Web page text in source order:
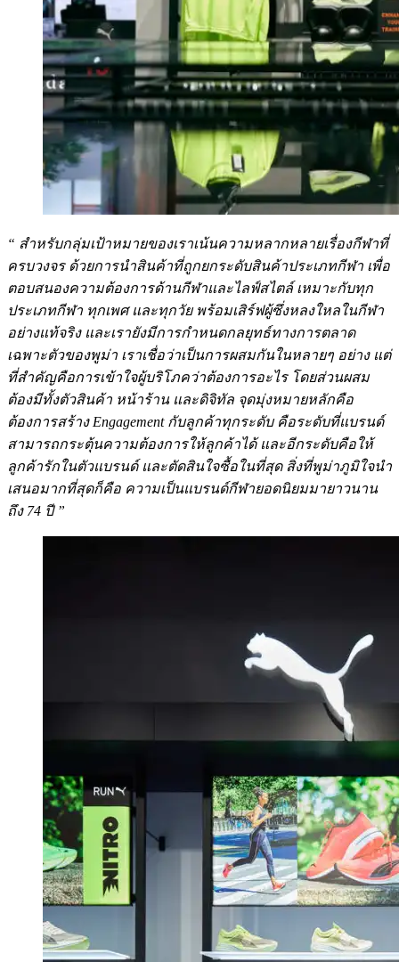
“ สำหรับกลุ่มเป้าหมายของเราเน้นความหลากหลายเรื่องกีฬาที่
ครบวงจร ด้วยการนำสินค้าที่ถูกยกระดับสินค้าประเภทกีฬา เพื่อ
ตอบสนองความต้องการด้านกีฬาและไลฟ์สไตล์ เหมาะกับทุก
ประเภทกีฬา ทุกเพศ และทุกวัย พร้อมเสิร์ฟผู้ซึ่งหลงใหลในกีฬา
อย่างแท้จริง และเรายังมีการกำหนดกลยุทธ์ทางการตลาด
เฉพาะตัวของพูม่า เราเชื่อว่าเป็นการผสมกันในหลายๆ อย่าง แต่
ที่สำคัญคือการเข้าใจผู้บริโภคว่าต้องการอะไร โดยส่วนผสม
ต้องมีทั้งตัวสินค้า หน้าร้าน และดิจิทัล จุดมุ่งหมายหลักคือ
ต้องการสร้าง Engagement กับลูกค้าทุกระดับ คือระดับที่แบรนด์
สามารถกระตุ้นความต้องการให้ลูกค้าได้ และอีกระดับคือให้
ลูกค้ารักในตัวแบรนด์ และตัดสินใจซื้อในที่สุด สิ่งที่พูม่าภูมิใจนำ
เสนอมากที่สุดก็คือ ความเป็นแบรนด์กีฬายอดนิยมมายาวนาน
ถึง 74 ปี ”